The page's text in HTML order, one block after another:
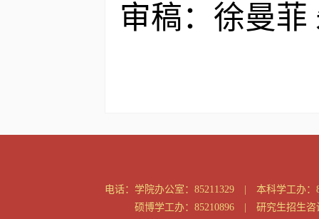
审稿：徐曼菲
电话： 学院办公室：85211329 | 本科学工办：
硕博学工办：85210896 | 研究生招生咨